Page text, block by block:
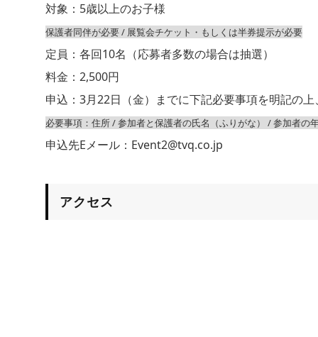
対象：5歳以上のお子様
保護者同伴が必要 / 展覧会チケット・もしくは半券提示が必要
定員：各回10名（応募者多数の場合は抽選）
料金：2,500円
申込：3月22日（金）までに下記必要事項を明記の
必要事項：住所 / 参加者と保護者の氏名（ふりがな） / 参加者の
申込先Eメール：Event2@tvq.co.jp
アクセス